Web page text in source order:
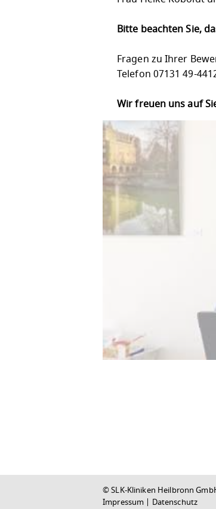
Bitte beachten Sie,
Fragen zu Ihrer
Telefon 07131 49-
Wir freuen uns auf
© SLK-Kliniken Heilbronn
Impressum | Datenschutz